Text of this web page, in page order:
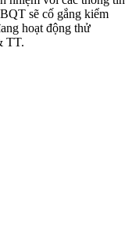
sẽ cố gắng kiểm
hoạt động thử
TT.